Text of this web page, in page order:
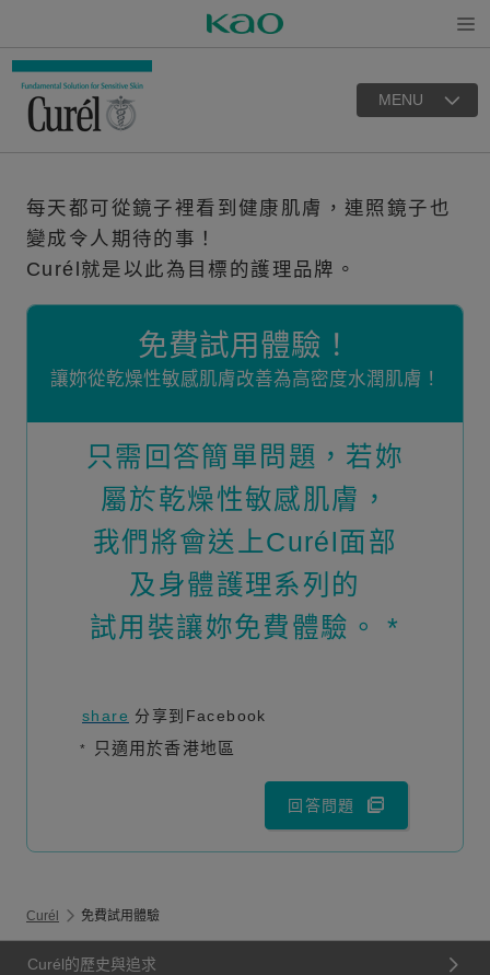
MENU
每天都可從鏡子裡看到健康肌膚，連照鏡子也
變成令人期待的事！
Curél就是以此為目標的護理品牌。
免費試用體驗！
讓妳從乾燥性敏感肌膚改善為高密度水潤肌膚！
只需回答簡單問題，若妳
屬於乾燥性敏感肌膚，
我們將會送上Curél面部
及身體護理系列的
試用裝讓妳免費體驗。 *
share 分享到Facebook
* 只適用於香港地區
回答問題
Curél 免費試用體驗
Curél的歷史與追求